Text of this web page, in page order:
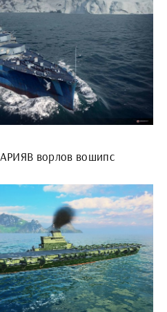
ворлов вошипс